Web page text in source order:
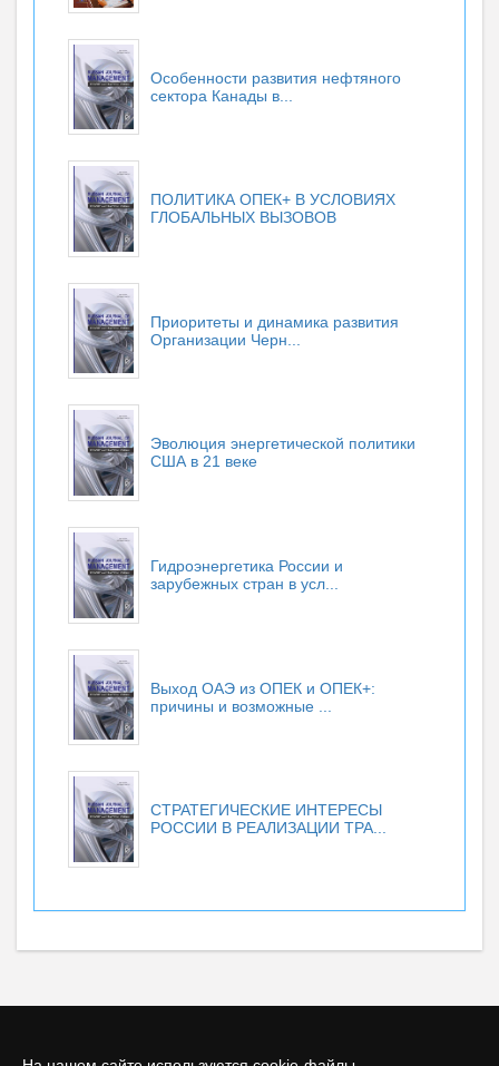
Особенности развития нефтяного
сектора Канады в...
ПОЛИТИКА ОПЕК+ В УСЛОВИЯХ
ГЛОБАЛЬНЫХ ВЫЗОВОВ
Приоритеты и динамика развития
Организации Черн...
Эволюция энергетической политики
США в 21 веке
Гидроэнергетика России и
зарубежных стран в усл...
Выход ОАЭ из ОПЕК и ОПЕК+:
причины и возможные ...
СТРАТЕГИЧЕСКИЕ ИНТЕРЕСЫ
РОССИИ В РЕАЛИЗАЦИИ ТРА...